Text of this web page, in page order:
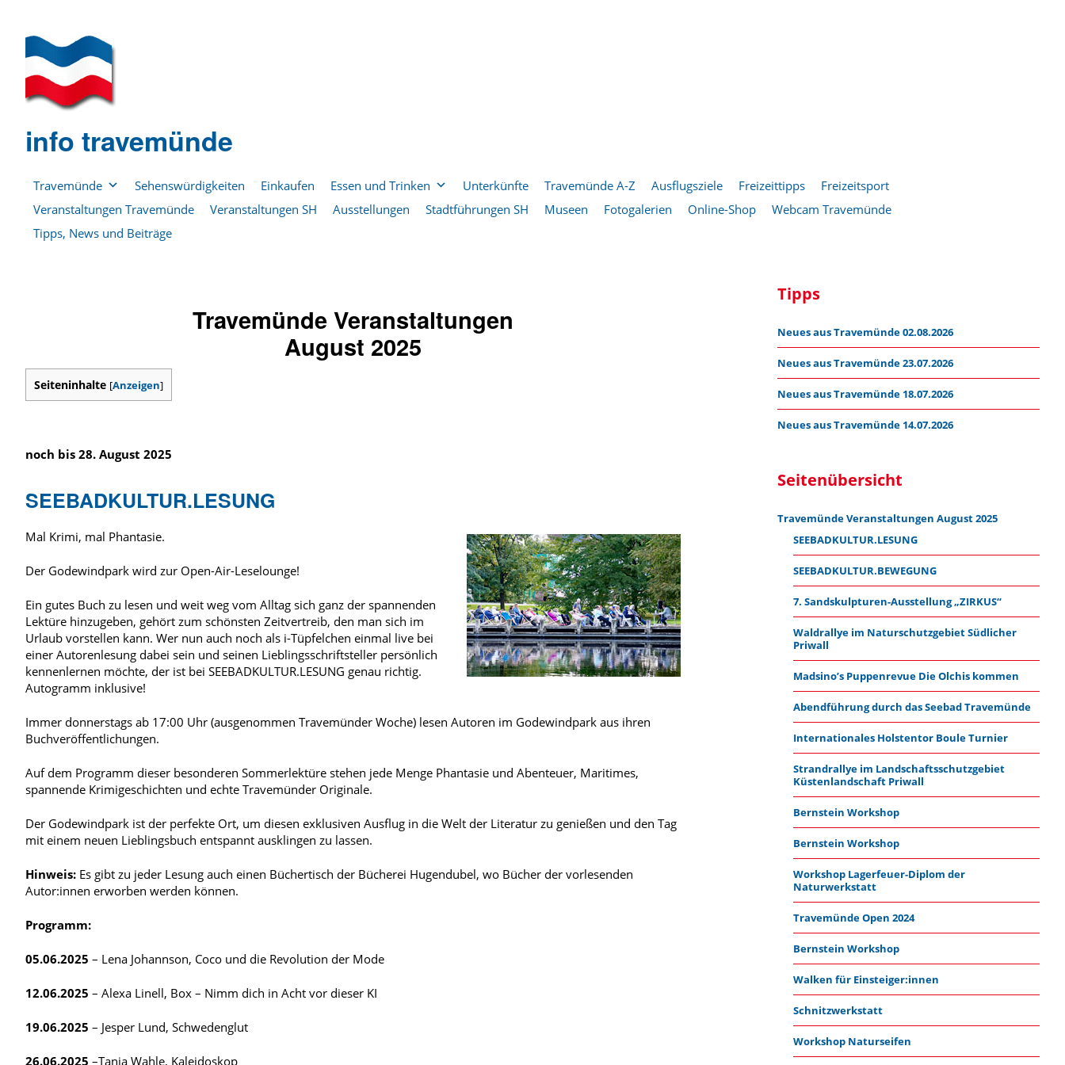
info travemünde
Travemünde Sehenswürdigkeiten Einkaufen Essen und Trinken Unterkünfte Travemünde A-Z Ausflugsziele Freizeittipps
Freizeitsport
Veranstaltungen Travemünde
Veranstaltungen SH Ausstellungen Stadtführungen SH Museen Fotogalerien Online-Shop
Webcam Travemünde
Tipps, News und Beiträge
Travemünde Veranstaltungen
August 2025
Seiteninhalte [Anzeigen]
noch bis 28. August 2025
SEEBADKULTUR.LESUNG
Mal Krimi, mal Phantasie.
Der Godewindpark wird zur Open-Air-Leselounge!
Ein gutes Buch zu lesen und weit weg vom Alltag sich ganz der spannenden
Lektüre hinzugeben, gehört zum schönsten Zeitvertreib, den man sich im
Urlaub vorstellen kann. Wer nun auch noch als i-Tüpfelchen einmal live bei
einer Autorenlesung dabei sein und seinen Lieblingsschriftsteller persönlich
kennenlernen möchte, der ist bei SEEBADKULTUR.LESUNG genau richtig.
Autogramm inklusive!
Immer donnerstags ab 17:00 Uhr (ausgenommen Travemünder Woche) lesen Autoren im Godewindpark aus ihren
Buchveröffentlichungen.
Auf dem Programm dieser besonderen Sommerlektüre stehen jede Menge Phantasie und Abenteuer, Maritimes,
spannende Krimigeschichten und echte Travemünder Originale.
Der Godewindpark ist der perfekte Ort, um diesen exklusiven Ausflug in die Welt der Literatur zu genießen und den Tag
mit einem neuen Lieblingsbuch entspannt ausklingen zu lassen.
Hinweis: Es gibt zu jeder Lesung auch einen Büchertisch der Bücherei Hugendubel, wo Bücher der vorlesenden
Autor:innen erworben werden können.
Programm:
05.06.2025 – Lena Johannson, Coco und die Revolution der Mode
12.06.2025 – Alexa Linell, Box – Nimm dich in Acht vor dieser KI
19.06.2025 – Jesper Lund, Schwedenglut
26.06.2025 –Tanja Wahle, Kaleidoskop
Tipps
Neues aus Travemünde 02.08.2026
Neues aus Travemünde 23.07.2026
Neues aus Travemünde 18.07.2026
Neues aus Travemünde 14.07.2026
Seitenübersicht
Travemünde Veranstaltungen August 2025
SEEBADKULTUR.LESUNG
SEEBADKULTUR.BEWEGUNG
7. Sandskulpturen-Ausstellung „ZIRKUS“
Waldrallye im Naturschutzgebiet Südlicher
Priwall
Madsino’s Puppenrevue Die Olchis kommen
Abendführung durch das Seebad Travemünde
Internationales Holstentor Boule Turnier
Strandrallye im Landschaftsschutzgebiet
Küstenlandschaft Priwall
Bernstein Workshop
Bernstein Workshop
Workshop Lagerfeuer-Diplom der
Naturwerkstatt
Travemünde Open 2024
Bernstein Workshop
Walken für Einsteiger:innen
Schnitzwerkstatt
Workshop Naturseifen